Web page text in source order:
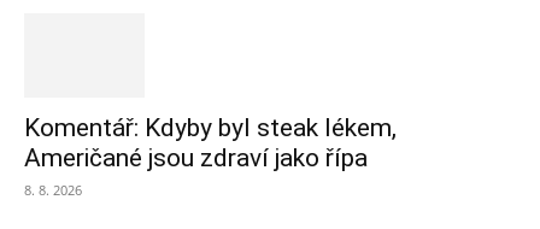
Komentář: Kdyby byl steak lékem,
Američané jsou zdraví jako řípa
8. 8. 2026